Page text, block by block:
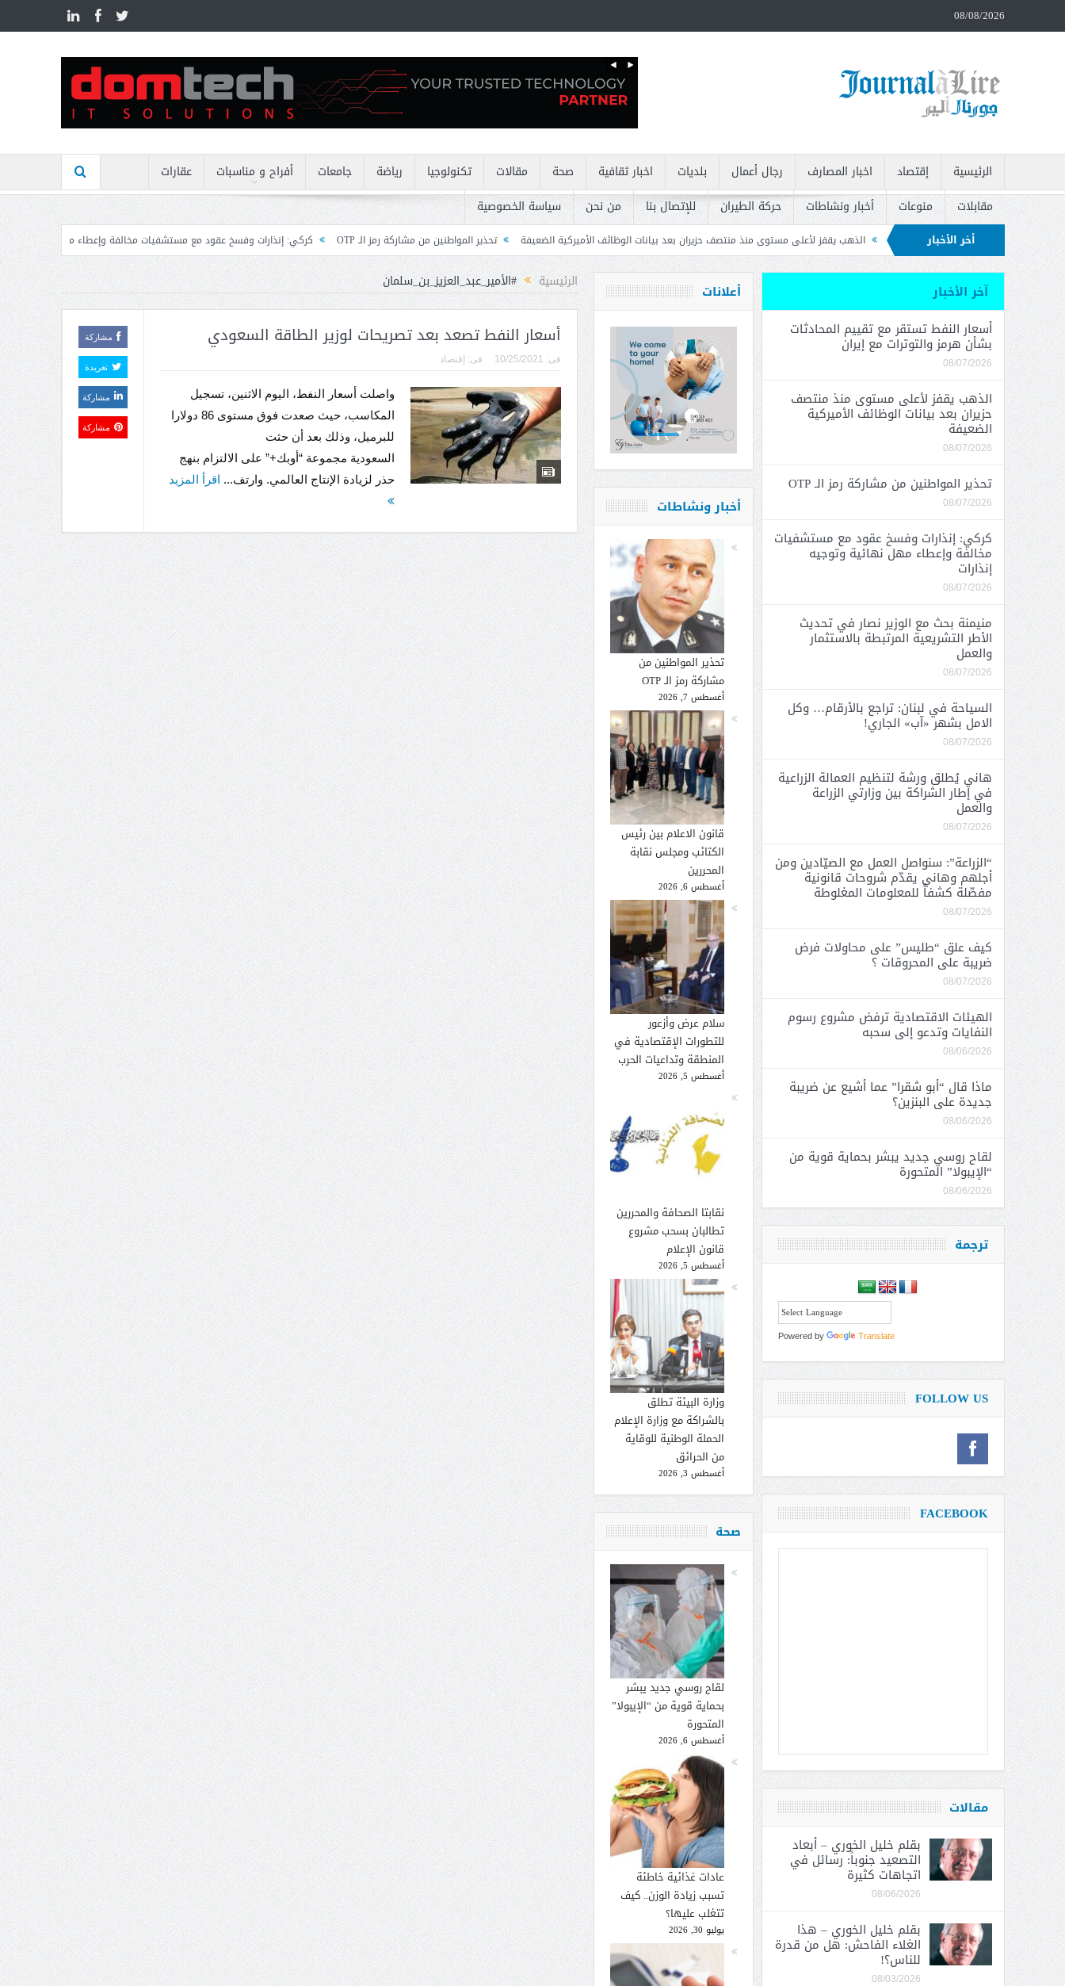
08/08/2026
الرئيسية إقتصاد اخبار المصارف رجال أعمال بلديات اخبار ثقافية صحة مقالات تكنولوجيا رياضة جامعات أفراح و مناسبات
عقارات
مقابلات
منوعات أخبار ونشاطات حركة الطيران للإتصال بنا من نحن سياسة الخصوصية
أخر الأخبار مع إيران الذهب يقفز لأعلى مستوى منذ منتصف حزيران بعد بيانات الوظائف الأميركية الضعيفة تحذير المواطنين من مشاركة رمز الـ OTP كركي: إنذارات وفسخ عقود مع مستشفيات مخالفة وإعطاء مهل نهائية وتوجيه إنذارات
منيمنة
إلى سحبه
الرئيسية #الأمير_عبد_العزيز_بن_سلمان
أسعار النفط تصعد بعد تصريحات لوزير الطاقة السعودي
فى: 10/25/2021 فى: إقتصاد
واصلت أسعار النفط، اليوم الاثنين، تسجيل
المكاسب، حيث صعدت فوق مستوى 86 دولارا
للبرميل، وذلك بعد أن حثت
السعودية مجموعة “أوبك+” على الالتزام بنهج
حذر لزيادة الإنتاج العالمي. وارتف... اقرأ المزيد
مشاركة
تغريدة
مشاركة
مشاركة
أعلانات
أخبار ونشاطات
تحذير المواطنين من
مشاركة رمز الـ OTP
أغسطس 7, 2026
قانون الاعلام بين رئيس
الكتائب ومجلس نقابة
المحررين
أغسطس 6, 2026
سلام عرض وأزعور
للتطورات الإقتصادية في
المنطقة وتداعيات الحرب
أغسطس 5, 2026
نقابتا الصحافة والمحررين
تطالبان بسحب مشروع
قانون الإعلام
أغسطس 5, 2026
وزارة البيئة تطلق
بالشراكة مع وزارة الإعلام
الحملة الوطنية للوقاية
من الحرائق
أغسطس 3, 2026
صحة
لقاح روسي جديد يبشر
بحماية قوية من “الإيبولا”
المتحورة
أغسطس 6, 2026
عادات غذائية خاطئة
تسبب زيادة الوزن.. كيف
تتغلب عليها؟
يوليو 30, 2026
آخر الأخبار
أسعار النفط تستقر مع تقييم المحادثات
بشأن هرمز والتوترات مع إيران
08/07/2026
الذهب يقفز لأعلى مستوى منذ منتصف
حزيران بعد بيانات الوظائف الأميركية
الضعيفة
08/07/2026
تحذير المواطنين من مشاركة رمز الـ OTP
08/07/2026
كركي: إنذارات وفسخ عقود مع مستشفيات
مخالفة وإعطاء مهل نهائية وتوجيه
إنذارات
08/07/2026
منيمنة بحث مع الوزير نصار في تحديث
الأطر التشريعية المرتبطة بالاستثمار
والعمل
08/07/2026
السياحة في لبنان: تراجع بالأرقام… وكل
الامل بشهر «آب» الجاري!
08/07/2026
هاني يُطلق ورشة لتنظيم العمالة الزراعية
في إطار الشراكة بين وزارتي الزراعة
والعمل
08/07/2026
“الزراعة”: سنواصل العمل مع الصيّادين ومن
أجلهم وهاني يقدّم شروحات قانونية
مفصّلة كشفاً للمعلومات المغلوطة
08/07/2026
كيف علق “طليس” على محاولات فرض
ضريبة على المحروقات ؟
08/07/2026
الهيئات الاقتصادية ترفض مشروع رسوم
النفايات وتدعو إلى سحبه
08/06/2026
ماذا قال “أبو شقرا” عما أشيع عن ضريبة
جديدة على البنزين؟
08/06/2026
لقاح روسي جديد يبشر بحماية قوية من
“الإيبولا” المتحورة
08/06/2026
ترجمة
Powered by Translate
FOLLOW US
FACEBOOK
مقالات
بقلم خليل الخوري – أبعاد
التصعيد جنوباً: رسائل في
اتجاهات كثيرة
08/06/2026
بقلم خليل الخوري – هذا
الغلاء الفاحش: هل من قدرة
للناس؟!
08/03/2026